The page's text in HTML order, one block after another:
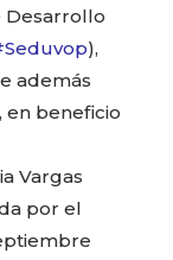
Desarrollo
),
además
en beneficio
Vargas
por el